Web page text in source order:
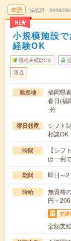
未読
NEW
掲載日 2026/
小規模施設
経験OK
職種未経験OK
派遣
勤務地
福岡県
春日(福
-分
曜日頻度
シフト
相談OK
時間
【シ
は一例
期間 即日～
時給
無資格
円～
交通
全額支